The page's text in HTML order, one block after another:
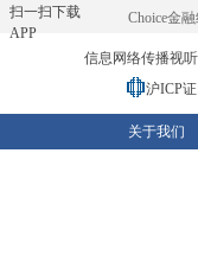
扫一扫下载
APP
Choice金
信息网络传播视
沪ICP
关于我们